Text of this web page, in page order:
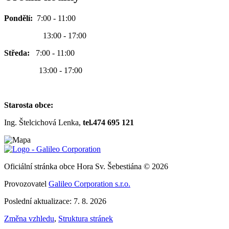
Pondělí: 7:00 - 11:00
13:00 - 17:00
Středa: 7:00 - 11:00
13:00 - 17:00
Starosta obce:
Ing. Štelcichová Lenka, tel.474 695 121
Oficiální stránka obce Hora Sv. Šebestiána © 2026
Provozovatel Galileo Corporation s.r.o.
Poslední aktualizace: 7. 8. 2026
Změna vzhledu, Struktura stránek